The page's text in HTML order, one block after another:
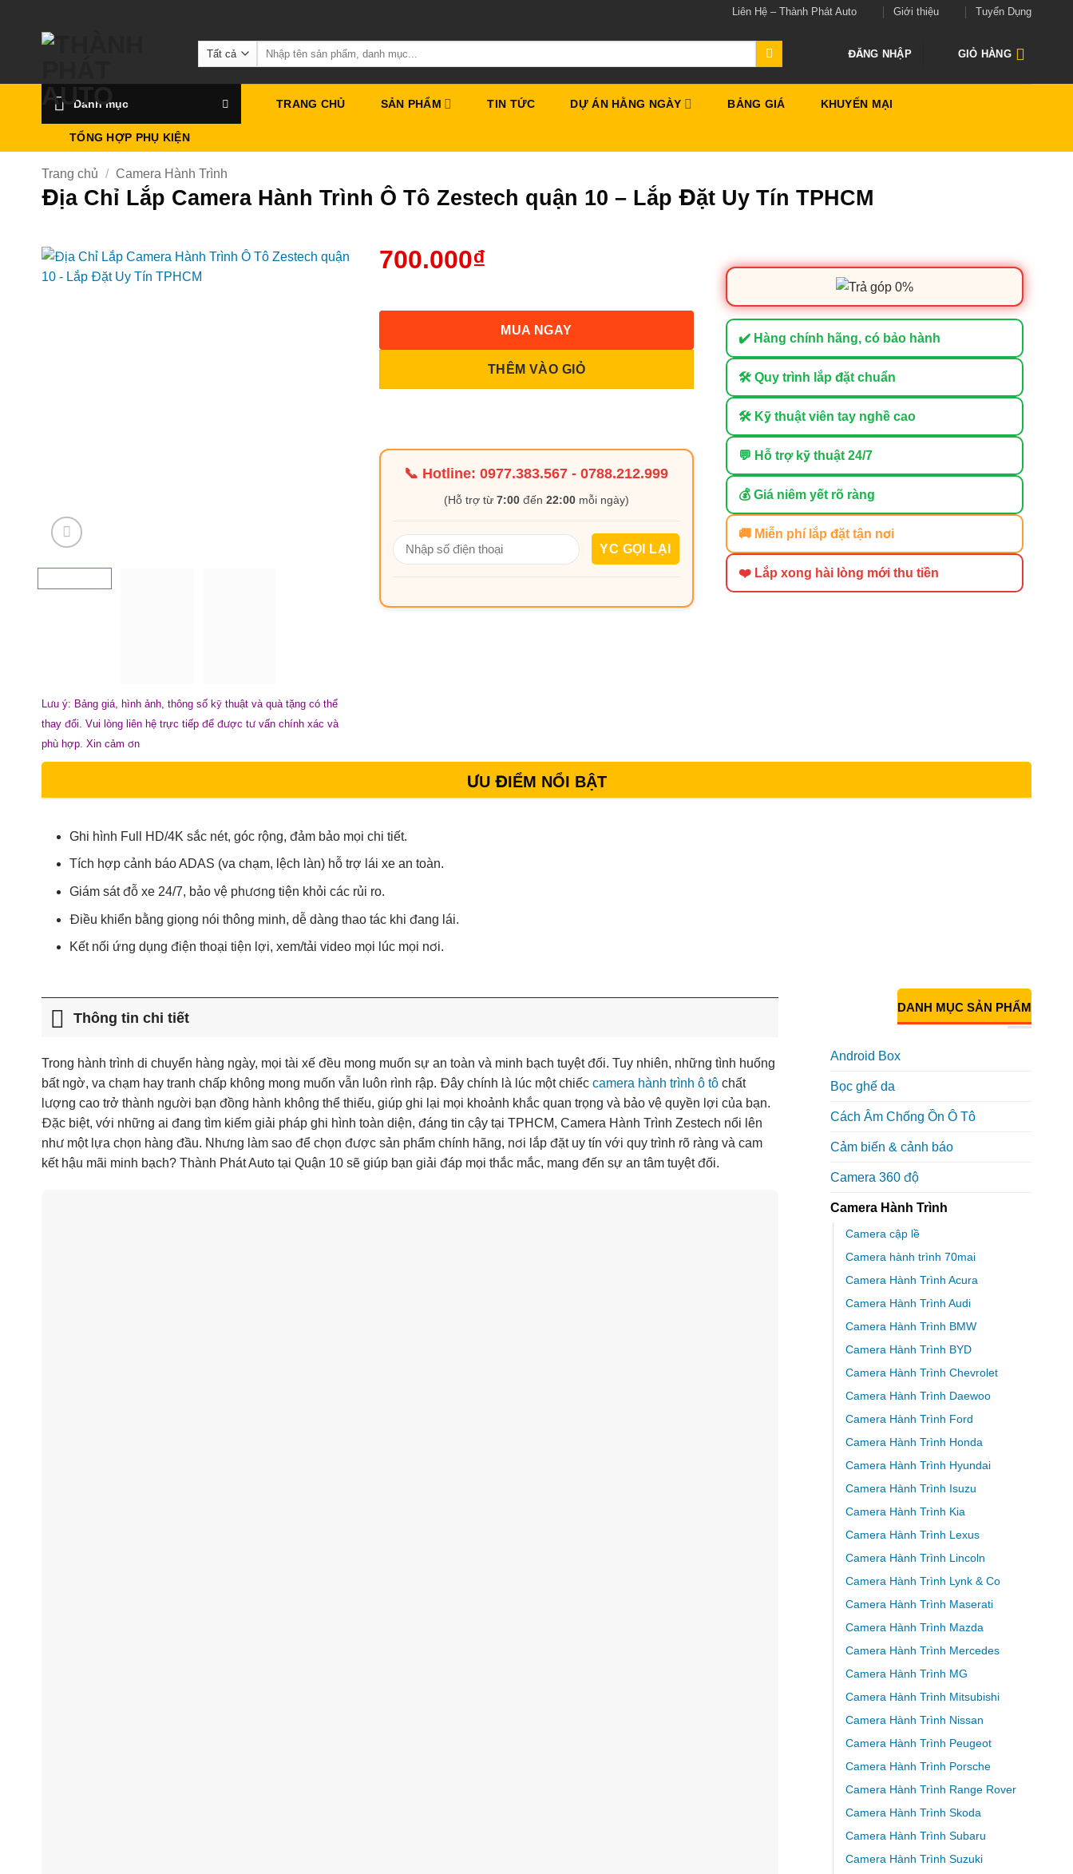
Liên Hệ – Thành Phát Auto Giới thiệu Tuyển Dụng
Tìm
kiếm:
ĐĂNG NHẬP GIỎ HÀNG
Danh mục TRANG CHỦ SẢN PHẨM TIN TỨC DỰ ÁN HẰNG NGÀY BẢNG GIÁ KHUYẾN MẠI
TỔNG HỢP PHỤ KIỆN
Trang chủ / Camera Hành Trình
Địa Chỉ Lắp Camera Hành Trình Ô Tô Zestech quận 10 – Lắp Đặt Uy Tín TPHCM
Lưu ý: Bảng giá, hình ảnh, thông số kỹ thuật và quà tặng có thể
thay đổi. Vui lòng liên hệ trực tiếp để được tư vấn chính xác và
phù hợp. Xin cảm ơn
700.000₫
THÊM VÀO GIỎ
MUA NGAY
📞 Hotline:0977.383.567 -0788.212.999
(Hỗ trợ từ 7:00đến 22:00mỗi ngày)
✔️ Hàng chính hãng, có bảo hành
🛠 Quy trình lắp đặt chuẩn
🛠 Kỹ thuật viên tay nghề cao
💬 Hỗ trợ kỹ thuật 24/7
💰 Giá niêm yết rõ ràng
🚚 Miễn phí lắp đặt tận nơi
❤️ Lắp xong hài lòng mới thu tiền
ƯU ĐIỂM NỔI BẬT
Ghi hình Full HD/4K sắc nét, góc rộng, đảm bảo mọi chi tiết.
Tích hợp cảnh báo ADAS (va chạm, lệch làn) hỗ trợ lái xe an toàn.
Giám sát đỗ xe 24/7, bảo vệ phương tiện khỏi các rủi ro.
Điều khiển bằng giọng nói thông minh, dễ dàng thao tác khi đang lái.
Kết nối ứng dụng điện thoại tiện lợi, xem/tải video mọi lúc mọi nơi.
Thông tin chi tiết
Trong hành trình di chuyển hàng ngày, mọi tài xế đều mong muốn sự an toàn và minh bạch tuyệt đối. Tuy nhiên, những tình huống
bất ngờ, va chạm hay tranh chấp không mong muốn vẫn luôn rình rập. Đây chính là lúc một chiếc camera hành trình ô tô chất
lượng cao trở thành người bạn đồng hành không thể thiếu, giúp ghi lại mọi khoảnh khắc quan trọng và bảo vệ quyền lợi của bạn.
Đặc biệt, với những ai đang tìm kiếm giải pháp ghi hình toàn diện, đáng tin cậy tại TPHCM, Camera Hành Trình Zestech nổi lên
như một lựa chọn hàng đầu. Nhưng làm sao để chọn được sản phẩm chính hãng, nơi lắp đặt uy tín với quy trình rõ ràng và cam
kết hậu mãi minh bạch? Thành Phát Auto tại Quận 10 sẽ giúp bạn giải đáp mọi thắc mắc, mang đến sự an tâm tuyệt đối.
DANH MỤC SẢN PHẨM
Android Box
Bọc ghế da
Cách Âm Chống Ồn Ô Tô
Cảm biến & cảnh báo
Camera 360 độ
Camera Hành Trình
Camera cập lề
Camera hành trình 70mai
Camera Hành Trình Acura
Camera Hành Trình Audi
Camera Hành Trình BMW
Camera Hành Trình BYD
Camera Hành Trình Chevrolet
Camera Hành Trình Daewoo
Camera Hành Trình Ford
Camera Hành Trình Honda
Camera Hành Trình Hyundai
Camera Hành Trình Isuzu
Camera Hành Trình Kia
Camera Hành Trình Lexus
Camera Hành Trình Lincoln
Camera Hành Trình Lynk & Co
Camera Hành Trình Maserati
Camera Hành Trình Mazda
Camera Hành Trình Mercedes
Camera Hành Trình MG
Camera Hành Trình Mitsubishi
Camera Hành Trình Nissan
Camera Hành Trình Peugeot
Camera Hành Trình Porsche
Camera Hành Trình Range Rover
Camera Hành Trình Skoda
Camera Hành Trình Subaru
Camera Hành Trình Suzuki